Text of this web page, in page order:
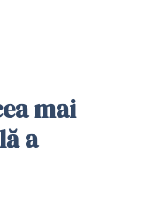
mai
a